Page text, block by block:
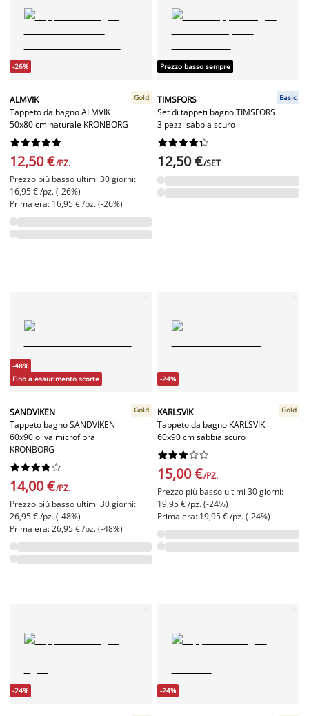
-26%
ALMVIK
Tappeto da bagno ALMVIK
50x80 cm naturale KRONBORG
Gold






12,50 €/PZ.
Prezzo più basso ultimi 30 giorni:
16,95 € /pz. (-26%)
Prima era: 16,95 € /pz. (-26%)
Prezzo basso sempre
TIMSFORS
Set di tappeti bagno TIMSFORS
3 pezzi sabbia scuro
Basic






12,50 €/SET
-48%
Fino a esaurimento scorte
SANDVIKEN
Tappeto bagno SANDVIKEN
60x90 oliva microfibra
KRONBORG
Gold






14,00 €/PZ.
Prezzo più basso ultimi 30 giorni:
26,95 € /pz. (-48%)
Prima era: 26,95 € /pz. (-48%)
-24%
KARLSVIK
Tappeto da bagno KARLSVIK
60x90 cm sabbia scuro
Gold






15,00 €/PZ.
Prezzo più basso ultimi 30 giorni:
19,95 € /pz. (-24%)
Prima era: 19,95 € /pz. (-24%)
-24% -24%